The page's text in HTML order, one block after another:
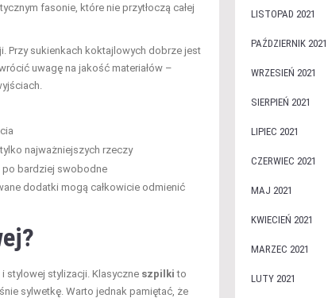
fasonie, które nie przytłoczą całej
Przy sukienkach koktajlowych dobrze jest
uwagę na jakość materiałów –
najważniejszych rzeczy
po bardziej swobodne
dodatki mogą całkowicie odmienić
stylowej stylizacji. Klasyczne szpilki to
sylwetkę. Warto jednak pamiętać, że
LISTOPAD 2021
PAŹDZIERNIK 2021
WRZESIEŃ 2021
SIERPIEŃ 2021
LIPIEC 2021
CZERWIEC 2021
MAJ 2021
KWIECIEŃ 2021
MARZEC 2021
LUTY 2021